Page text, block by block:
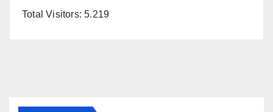
Total Visitors:5.219